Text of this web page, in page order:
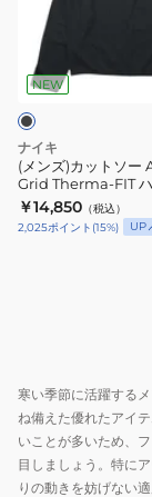
ー
ACG
Wolf
Grid
Therma-
FIT
ハ
イ
キ
ン
NEW
ナイキ
(メンズ)カットソー
Grid Therma-FIT
ハイキングトップス
￥14,850 （税込）
2,025ポイント (15%) UP
寒い季節に活躍する
ね備えた優れたアイ
いことが多いため、
目しましょう。特に
りの動きを妨げない